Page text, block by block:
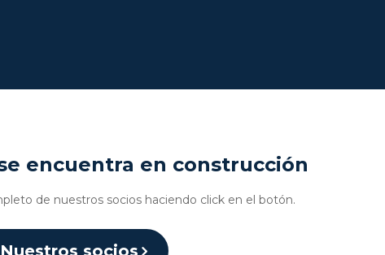
encuentra en construcción
de nuestros socios haciendo click en el botón.
Nuestros socios